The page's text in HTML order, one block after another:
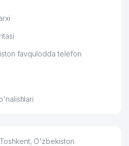
favqulodda telefon
O'zbekiston